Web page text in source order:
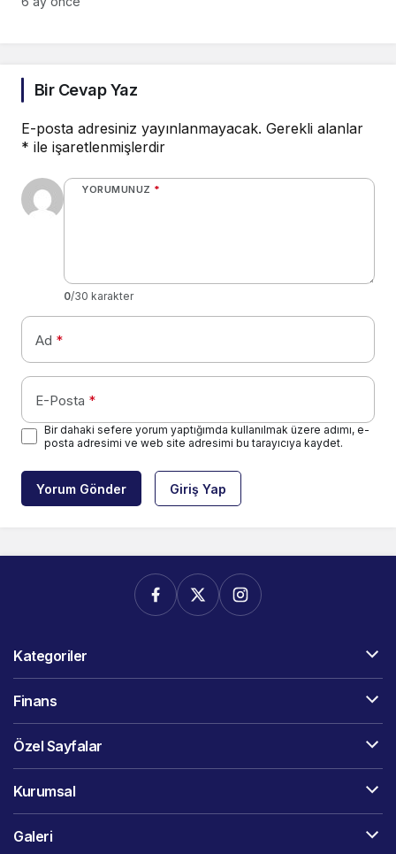
Bir Cevap Yaz
E-posta adresiniz yayınlanmayacak. Gerekli alanlar
* ile işaretlenmişlerdir
YORUMUNUZ *
0/30 karakter
Ad *
E-Posta *
Bir dahaki sefere yorum yaptığımda kullanılmak üzere adımı, e-
posta adresimi ve web site adresimi bu tarayıcıya kaydet.
Yorum Gönder Giriş Yap
Kategoriler
Finans
Özel Sayfalar
Kurumsal
Galeri